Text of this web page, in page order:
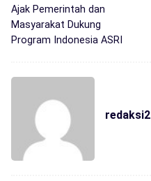
Ajak Pemerintah dan
Masyarakat Dukung
Program Indonesia ASRI
redaksi2